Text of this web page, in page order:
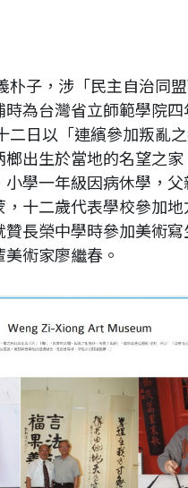
朴子，涉「民主自治同
為台灣省立師範學院四
二日以「連繽參加叛亂之
出生於當地的名望之
學一年級因病休學，
十二歲代表學校參加
長榮中學時參加美術
術家廖繼春。